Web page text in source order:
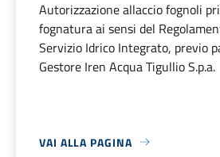
Autorizzazione allaccio fognoli
fognatura ai sensi del
Servizio Idrico Integrato, previo
Gestore Iren Acqua Tigullio S.p.a.
VAI ALLA PAGINA